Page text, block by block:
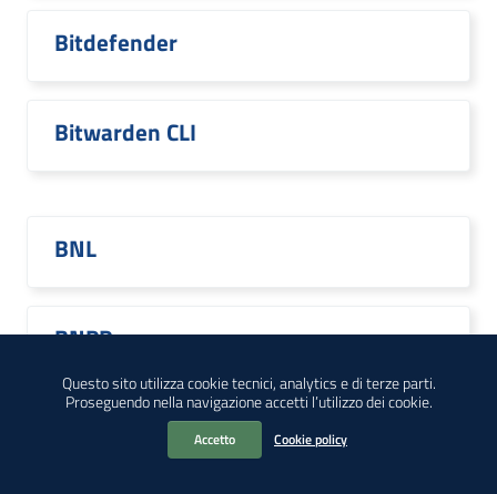
Questo sito utilizza cookie tecnici, analytics e di terze parti.
Proseguendo nella navigazione accetti l’utilizzo dei cookie.
Accetto Cookie policy
Bitdefender
Bitwarden CLI
BNL
BNPP